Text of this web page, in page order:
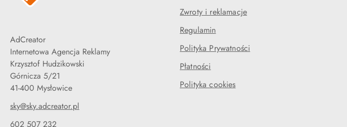
AdCreator
Internetowa Agencja Reklamy
Krzysztof Hudzikowski
Górnicza 5/21
41-400 Mysłowice
sky@sky.adcreator.pl
602 507 232
Zwroty i reklamacje
Regulamin
Polityka Prywatności
Płatności
Polityka cookies